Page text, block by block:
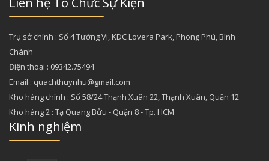
Trụ sở chính : Số 4 Tường Vi, KDC Lovera Park, Phong Phú, Bình
Chánh
Điện thoại : 09342.75494
Email : quachthuynhu@gmail.com
Kho hàng chính : Số 58/24 Thạnh Xuân 22, Thạnh Xuân, Quận 12
Kho hàng 2 : Tạ Quang Bửu - Quận 8 - Tp. HCM
Kinh nghiệm